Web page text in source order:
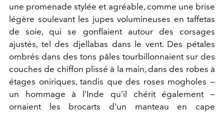
une promenade stylée et agréable, comme une brise
légère soulevant les jupes volumineuses en taffetas
de soie, qui se gonflaient autour des corsages
ajustés, tel des djellabas dans le vent. Des pétales
ombrés dans des tons pâles tourbillonnaient sur des
couches de chiffon plissé à la main, dans des robes à
étages oniriques, tandis que des roses mogholes —
un hommage à l’Inde qu’il chérit également —
ornaient les brocarts d'un manteau en cape